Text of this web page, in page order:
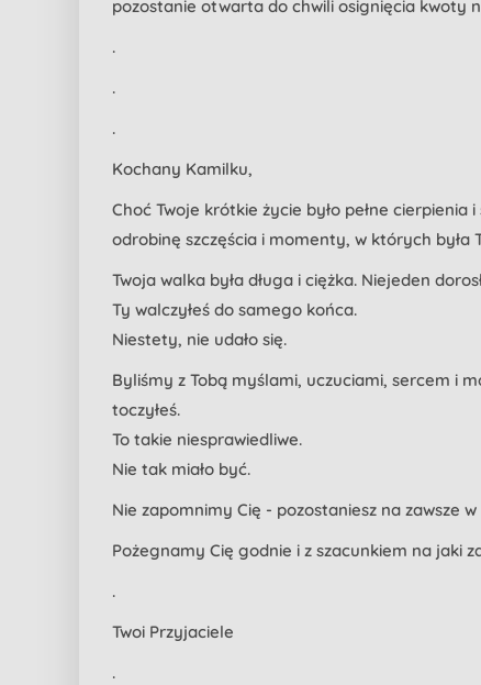
pozostanie otwarta do chwili osignięcia kwoty
.
.
.
Kochany Kamilku,
Choć Twoje krótkie życie było pełne
odrobinę szczęścia i momenty, w których była
Twoja walka była długa i ciężka. Niejeden
Ty walczyłeś do samego końca.
Niestety, nie udało się.
Byliśmy z Tobą myślami, uczuciami, sercem i
toczyłeś.
To takie niesprawiedliwe.
Nie tak miało być.
Nie zapomnimy Cię - pozostaniesz na zawsze
Pożegnamy Cię godnie i z szacunkiem na jaki
.
Twoi Przyjaciele
.